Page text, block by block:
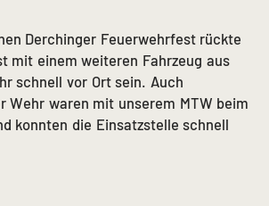
Derchinger Feuerwehrfest rückte
mit einem weiteren Fahrzeug aus
schnell vor Ort sein. Auch
Wehr waren mit unserem MTW beim
konnten die Einsatzstelle schnell